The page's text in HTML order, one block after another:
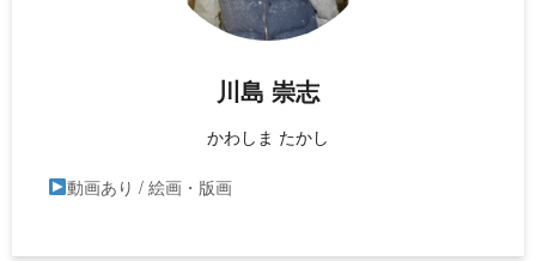
川島 崇志
かわしま たかし
動画あり / 絵画・版画